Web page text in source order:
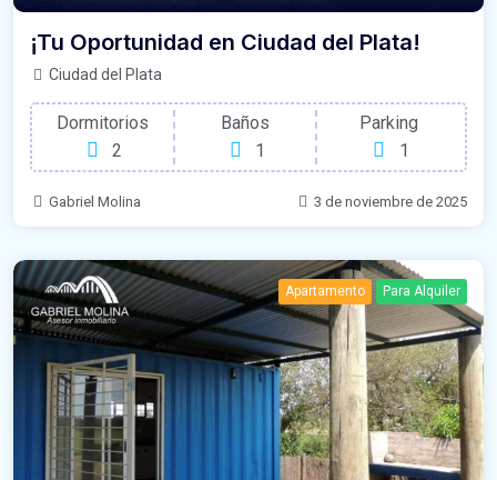
¡Tu Oportunidad en Ciudad del Plata!
Ciudad del Plata
Dormitorios
2
Baños
1
Parking
1
Gabriel Molina 3 de noviembre de 2025
Apartamento Para Alquiler